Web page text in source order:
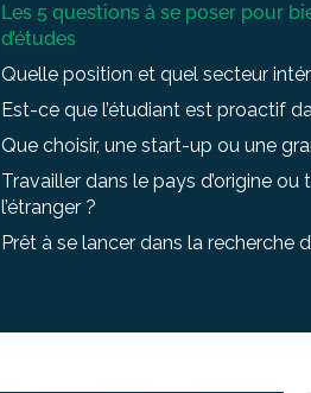
Les 5 questions à se poser pour
d’études
Quelle position et quel secteur
Est-ce que l’étudiant est proactif
Que choisir, une start-up ou une
Travailler dans le pays d’origine
l’étranger ?
Prêt à se lancer dans la recherche